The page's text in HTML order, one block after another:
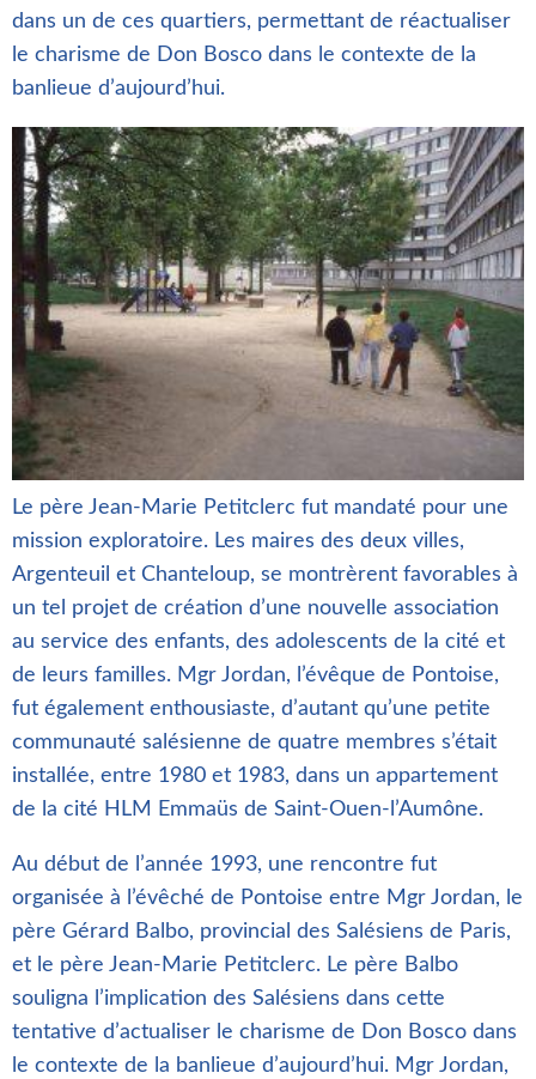
dans un de ces quartiers, permettant de réactualiser
le charisme de Don Bosco dans le contexte de la
banlieue d’aujourd’hui.
Le père Jean-Marie Petitclerc fut mandaté pour une
mission exploratoire. Les maires des deux villes,
Argenteuil et Chanteloup, se montrèrent favorables à
un tel projet de création d’une nouvelle association
au service des enfants, des adolescents de la cité et
de leurs familles. Mgr Jordan, l’évêque de Pontoise,
fut également enthousiaste, d’autant qu’une petite
communauté salésienne de quatre membres s’était
installée, entre 1980 et 1983, dans un appartement
de la cité HLM Emmaüs de Saint-Ouen-l’Aumône.
Au début de l’année 1993, une rencontre fut
organisée à l’évêché de Pontoise entre Mgr Jordan, le
père Gérard Balbo, provincial des Salésiens de Paris,
et le père Jean-Marie Petitclerc. Le père Balbo
souligna l’implication des Salésiens dans cette
tentative d’actualiser le charisme de Don Bosco dans
le contexte de la banlieue d’aujourd’hui. Mgr Jordan,